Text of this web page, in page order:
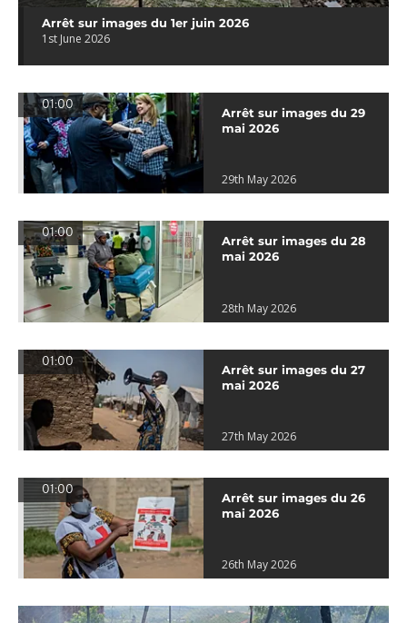
Arrêt sur images du 1er juin 2026
1st June 2026
01:00
Arrêt sur images du 29
mai 2026
29th May 2026
01:00
Arrêt sur images du 28
mai 2026
28th May 2026
01:00
Arrêt sur images du 27
mai 2026
27th May 2026
01:00
Arrêt sur images du 26
mai 2026
26th May 2026